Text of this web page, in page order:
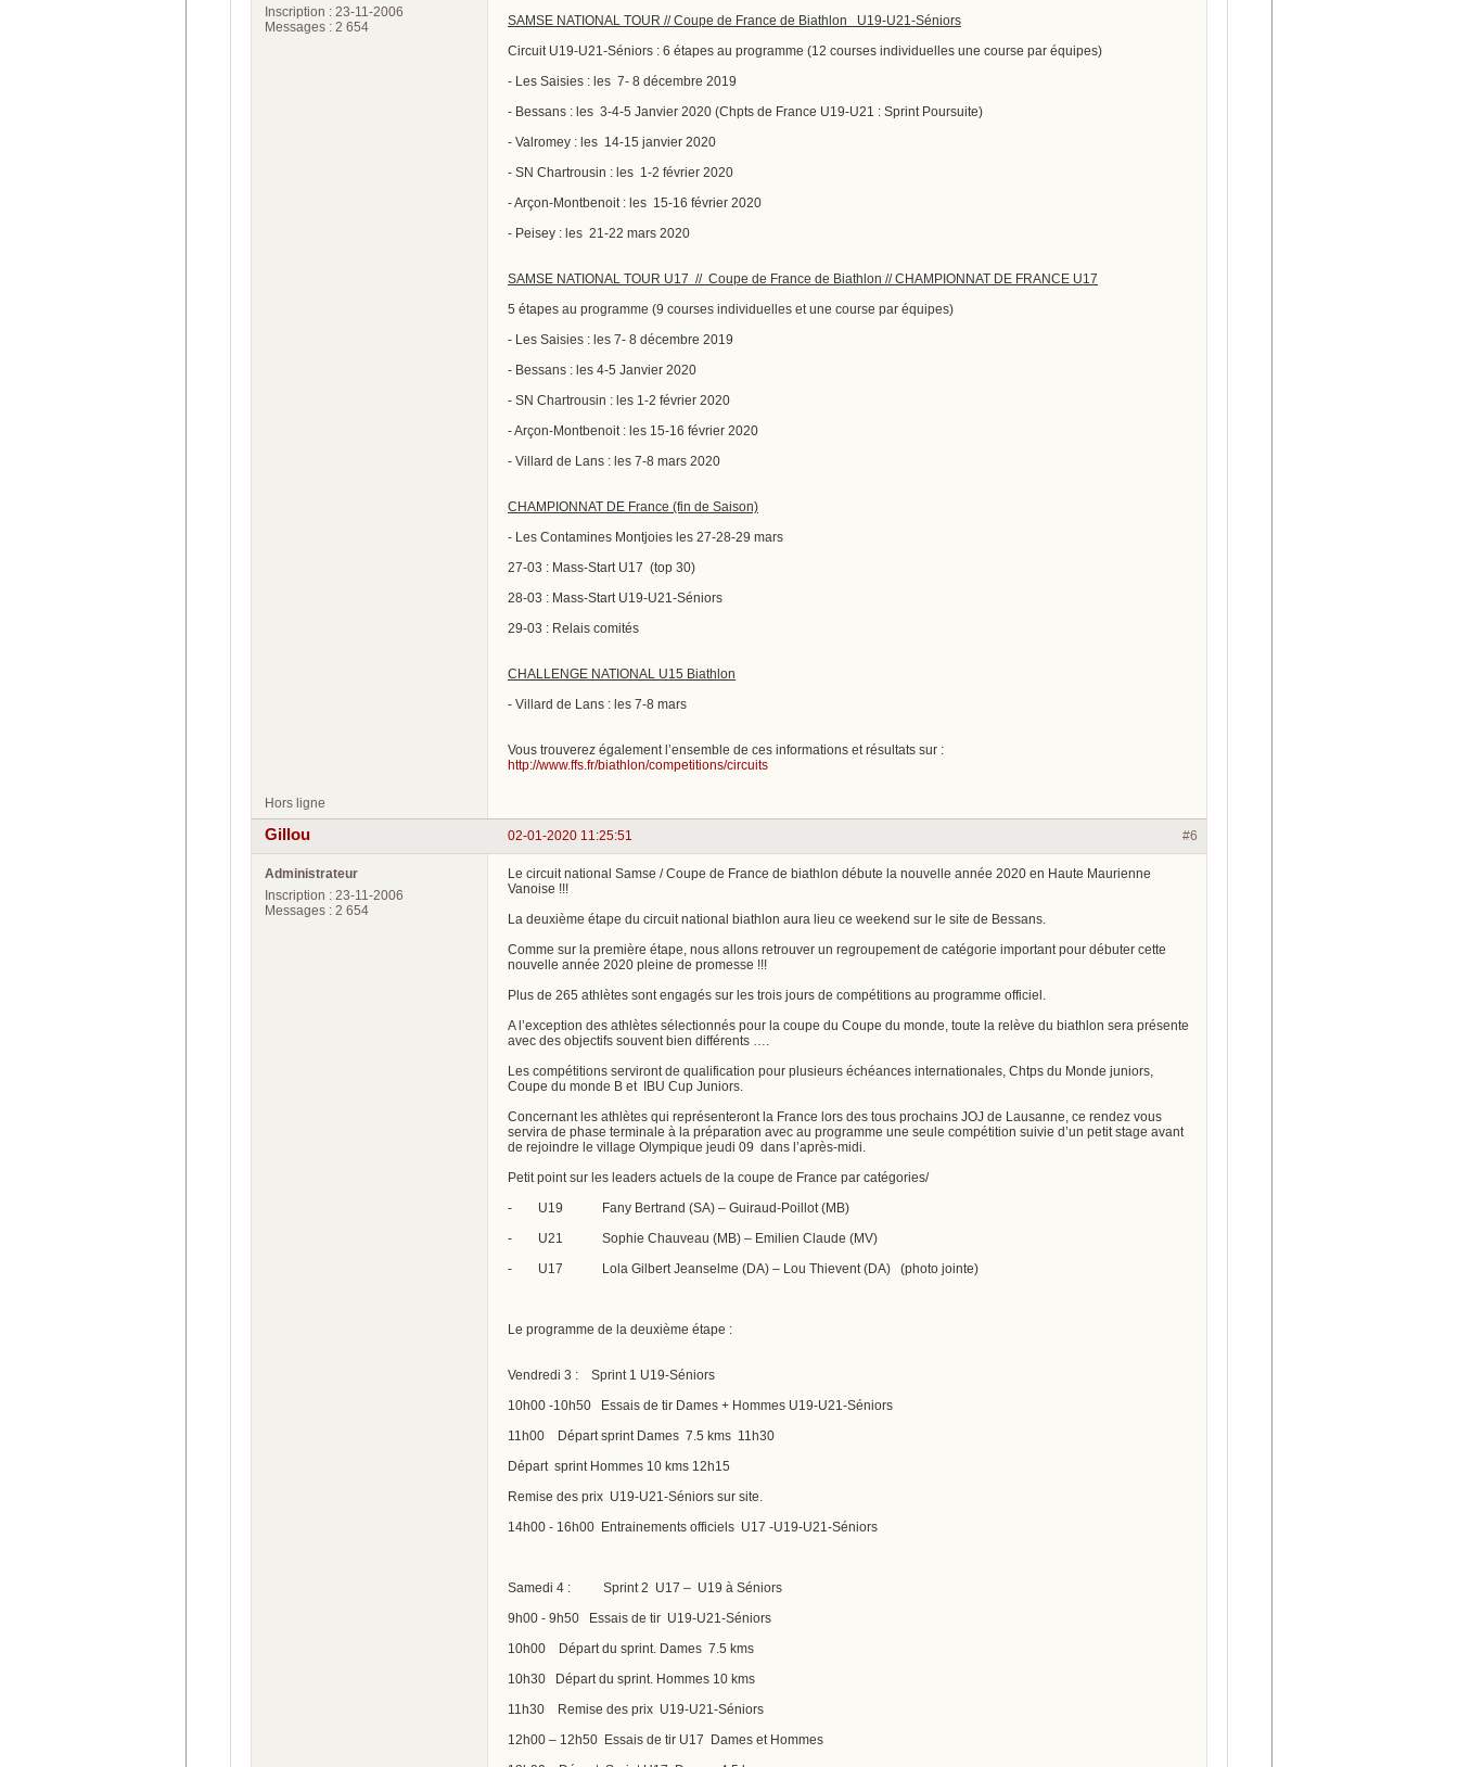
Inscription : 23-11-2006
Messages : 2 654
SAMSE NATIONAL TOUR // Coupe de France de Biathlon U19-U21-Séniors
Circuit U19-U21-Séniors : 6 étapes au programme (12 courses individuelles une course par équipes)
- Les Saisies : les 7- 8 décembre 2019
- Bessans : les 3-4-5 Janvier 2020 (Chpts de France U19-U21 : Sprint Poursuite)
- Valromey : les 14-15 janvier 2020
- SN Chartrousin : les 1-2 février 2020
- Arçon-Montbenoit : les 15-16 février 2020
- Peisey : les 21-22 mars 2020
SAMSE NATIONAL TOUR U17 // Coupe de France de Biathlon // CHAMPIONNAT DE FRANCE U17
5 étapes au programme (9 courses individuelles et une course par équipes)
- Les Saisies : les 7- 8 décembre 2019
- Bessans : les 4-5 Janvier 2020
- SN Chartrousin : les 1-2 février 2020
- Arçon-Montbenoit : les 15-16 février 2020
- Villard de Lans : les 7-8 mars 2020
CHAMPIONNAT DE France (fin de Saison)
- Les Contamines Montjoies les 27-28-29 mars
27-03 : Mass-Start U17 (top 30)
28-03 : Mass-Start U19-U21-Séniors
29-03 : Relais comités
CHALLENGE NATIONAL U15 Biathlon
- Villard de Lans : les 7-8 mars
Vous trouverez également l’ensemble de ces informations et résultats sur :
http://www.ffs.fr/biathlon/competitions/circuits
Hors ligne
#6
02-01-2020 11:25:51
Gillou
Administrateur
Inscription : 23-11-2006
Messages : 2 654
Le circuit national Samse / Coupe de France de biathlon débute la nouvelle année 2020 en Haute Maurienne
Vanoise !!!
La deuxième étape du circuit national biathlon aura lieu ce weekend sur le site de Bessans.
Comme sur la première étape, nous allons retrouver un regroupement de catégorie important pour débuter cette
nouvelle année 2020 pleine de promesse !!!
Plus de 265 athlètes sont engagés sur les trois jours de compétitions au programme officiel.
A l’exception des athlètes sélectionnés pour la coupe du Coupe du monde, toute la relève du biathlon sera présente
avec des objectifs souvent bien différents ….
Les compétitions serviront de qualification pour plusieurs échéances internationales, Chtps du Monde juniors,
Coupe du monde B et IBU Cup Juniors.
Concernant les athlètes qui représenteront la France lors des tous prochains JOJ de Lausanne, ce rendez vous
servira de phase terminale à la préparation avec au programme une seule compétition suivie d’un petit stage avant
de rejoindre le village Olympique jeudi 09 dans l’après-midi.
Petit point sur les leaders actuels de la coupe de France par catégories/
- U19 Fany Bertrand (SA) – Guiraud-Poillot (MB)
- U21 Sophie Chauveau (MB) – Emilien Claude (MV)
- U17 Lola Gilbert Jeanselme (DA) – Lou Thievent (DA) (photo jointe)
Le programme de la deuxième étape :
Vendredi 3 : Sprint 1 U19-Séniors
10h00 -10h50 Essais de tir Dames + Hommes U19-U21-Séniors
11h00 Départ sprint Dames 7.5 kms 11h30
Départ sprint Hommes 10 kms 12h15
Remise des prix U19-U21-Séniors sur site.
14h00 - 16h00 Entrainements officiels U17 -U19-U21-Séniors
Samedi 4 : Sprint 2 U17 – U19 à Séniors
9h00 - 9h50 Essais de tir U19-U21-Séniors
10h00 Départ du sprint. Dames 7.5 kms
10h30 Départ du sprint. Hommes 10 kms
11h30 Remise des prix U19-U21-Séniors
12h00 – 12h50 Essais de tir U17 Dames et Hommes